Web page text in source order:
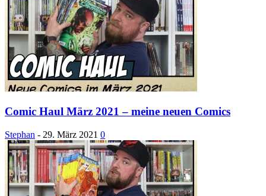
Comic Haul März 2021 – meine neuen Comics
Stephan - 29. März 2021 0